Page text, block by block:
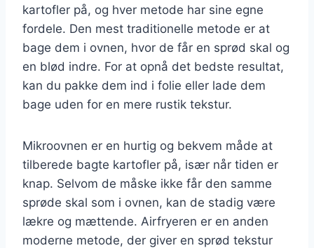
kartofler på, og hver metode har sine egne
fordele. Den mest traditionelle metode er at
bage dem i ovnen, hvor de får en sprød skal og
en blød indre. For at opnå det bedste resultat,
kan du pakke dem ind i folie eller lade dem
bage uden for en mere rustik tekstur.
Mikroovnen er en hurtig og bekvem måde at
tilberede bagte kartofler på, især når tiden er
knap. Selvom de måske ikke får den samme
sprøde skal som i ovnen, kan de stadig være
lækre og mættende. Airfryeren er en anden
moderne metode, der giver en sprød tekstur